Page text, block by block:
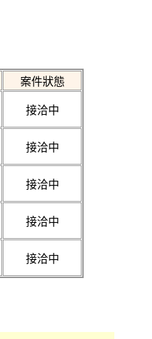
案件狀態
接洽中
接洽中
接洽中
接洽中
接洽中